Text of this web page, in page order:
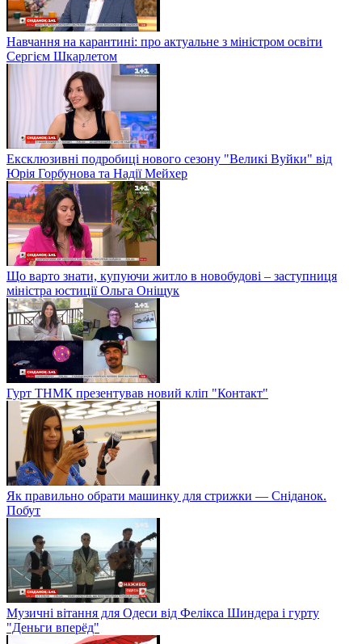
Навчання на карантині: про актуальне з міністром освіти
Сергієм Шкарлетом
Ексклюзивні подробиці нового сезону "Великі Вуйки" від
Юрія Горбунова та Надії Мейхер
Що варто знати, купуючи житло в новобудові – заступниця
міністра юстиції Ольга Оніщук
Гурт ТНМК презентував новий кліп "Контакт"
Як правильно обрати машинку для стрижки — Сніданок.
Побут
Музичні вітання для Одеси від Фелікса Шиндера і гурту
"Деньги вперёд"